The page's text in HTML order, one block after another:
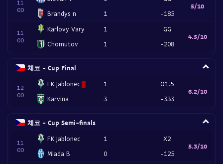
11
00
Brandys n
1
-185
5/10
11
00
Karlovy Vary
Chomutov
1
1
GG
-208
4.5/10
체코 - Cup Final
12
00
FK Jablonec
Karvina
1
3
O1.5
-333
6.2/10
체코 - Cup Semi-finals
11
00
FK Jablonec
Mlada B
1
0
X2
-125
5.3/10